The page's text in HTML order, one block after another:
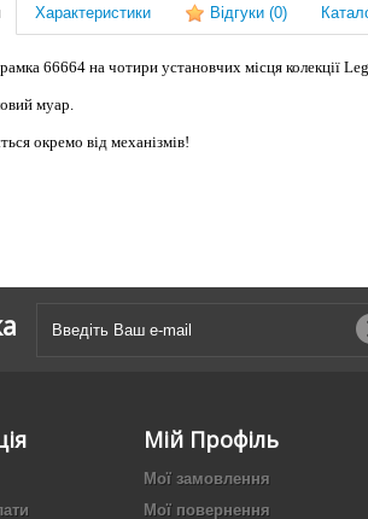
Характеристики Відгуки (0)
66664 на чотири установчих місця колекції
муар.
окремо від механізмів!
Мій Профіль
Мої замовлення
Мої повернення